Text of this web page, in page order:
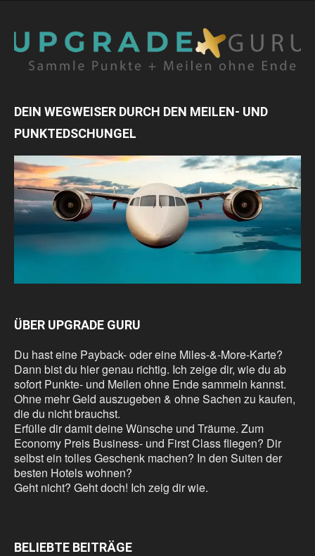
DEIN WEGWEISER DURCH DEN MEILEN- UND
PUNKTEDSCHUNGEL
ÜBER UPGRADE GURU
Du hast eine Payback- oder eine Miles-&-More-Karte?
Dann bist du hier genau richtig. Ich zeige dir, wie du ab
sofort Punkte- und Meilen ohne Ende sammeln kannst.
Ohne mehr Geld auszugeben & ohne Sachen zu kaufen,
die du nicht brauchst.
Erfülle dir damit deine Wünsche und Träume. Zum
Economy Preis Business- und First Class fliegen? Dir
selbst ein tolles Geschenk machen? In den Suiten der
besten Hotels wohnen?
Geht nicht? Geht doch! Ich zeig dir wie.
BELIEBTE BEITRÄGE